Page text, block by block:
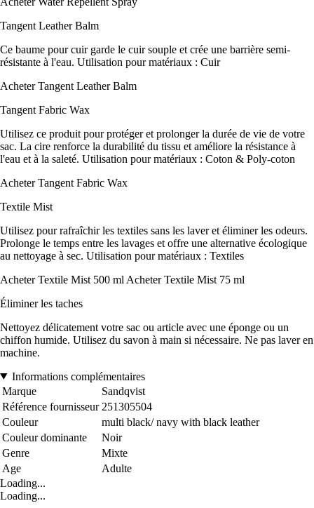
Tangent Leather Balm
Ce baume pour cuir garde le cuir souple et crée une barrière semi-
résistante à l'eau. Utilisation pour matériaux : Cuir
Acheter Tangent Leather Balm
Tangent Fabric Wax
Utilisez ce produit pour protéger et prolonger la durée de vie de votre
sac. La cire renforce la durabilité du tissu et améliore la résistance à
l'eau et à la saleté. Utilisation pour matériaux : Coton & Poly-coton
Acheter Tangent Fabric Wax
Textile Mist
Utilisez pour rafraîchir les textiles sans les laver et éliminer les odeurs.
Prolonge le temps entre les lavages et offre une alternative écologique
au nettoyage à sec. Utilisation pour matériaux : Textiles
Acheter Textile Mist 500 ml Acheter Textile Mist 75 ml
Éliminer les taches
Nettoyez délicatement votre sac ou article avec une éponge ou un
chiffon humide. Utilisez du savon à main si nécessaire. Ne pas laver en
machine.
Informations complémentaires
Marque
Sandqvist
Référence fournisseur 251305504
Couleur
multi black/ navy with black leather
Couleur dominante
Noir
Genre
Mixte
Age
Adulte
Loading...
Loading...